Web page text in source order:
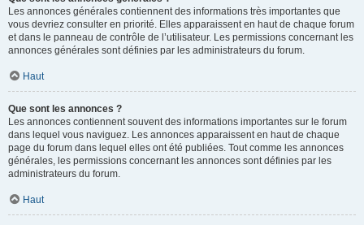
Les annonces générales contiennent des informations très importantes que
vous devriez consulter en priorité. Elles apparaissent en haut de chaque forum
et dans le panneau de contrôle de l’utilisateur. Les permissions concernant les
annonces générales sont définies par les administrateurs du forum.
Haut
Que sont les annonces ?
Les annonces contiennent souvent des informations importantes sur le forum
dans lequel vous naviguez. Les annonces apparaissent en haut de chaque
page du forum dans lequel elles ont été publiées. Tout comme les annonces
générales, les permissions concernant les annonces sont définies par les
administrateurs du forum.
Haut